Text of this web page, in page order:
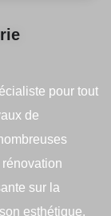
pour tout
de
sur la
esthétique.